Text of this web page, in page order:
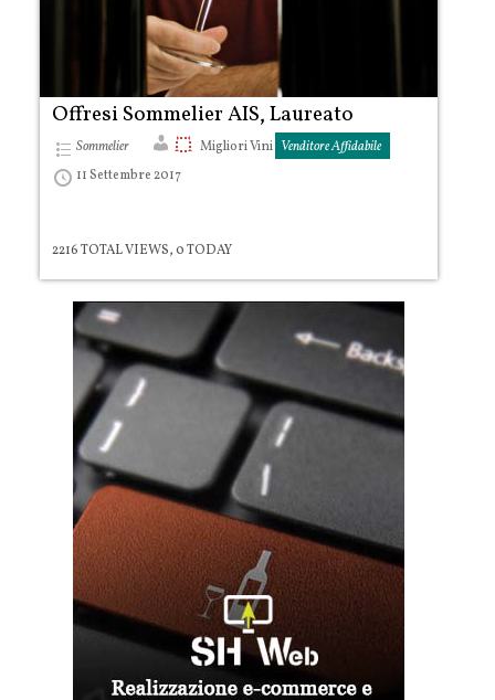
Offresi Sommelier AIS, Laureato
Sommelier Migliori Vini Venditore Affidabile
11 Settembre 2017
2216 TOTAL VIEWS, 0 TODAY